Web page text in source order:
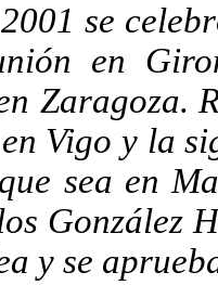
se
en
Zaragoza.
Vigo y la
sea en
González
y se